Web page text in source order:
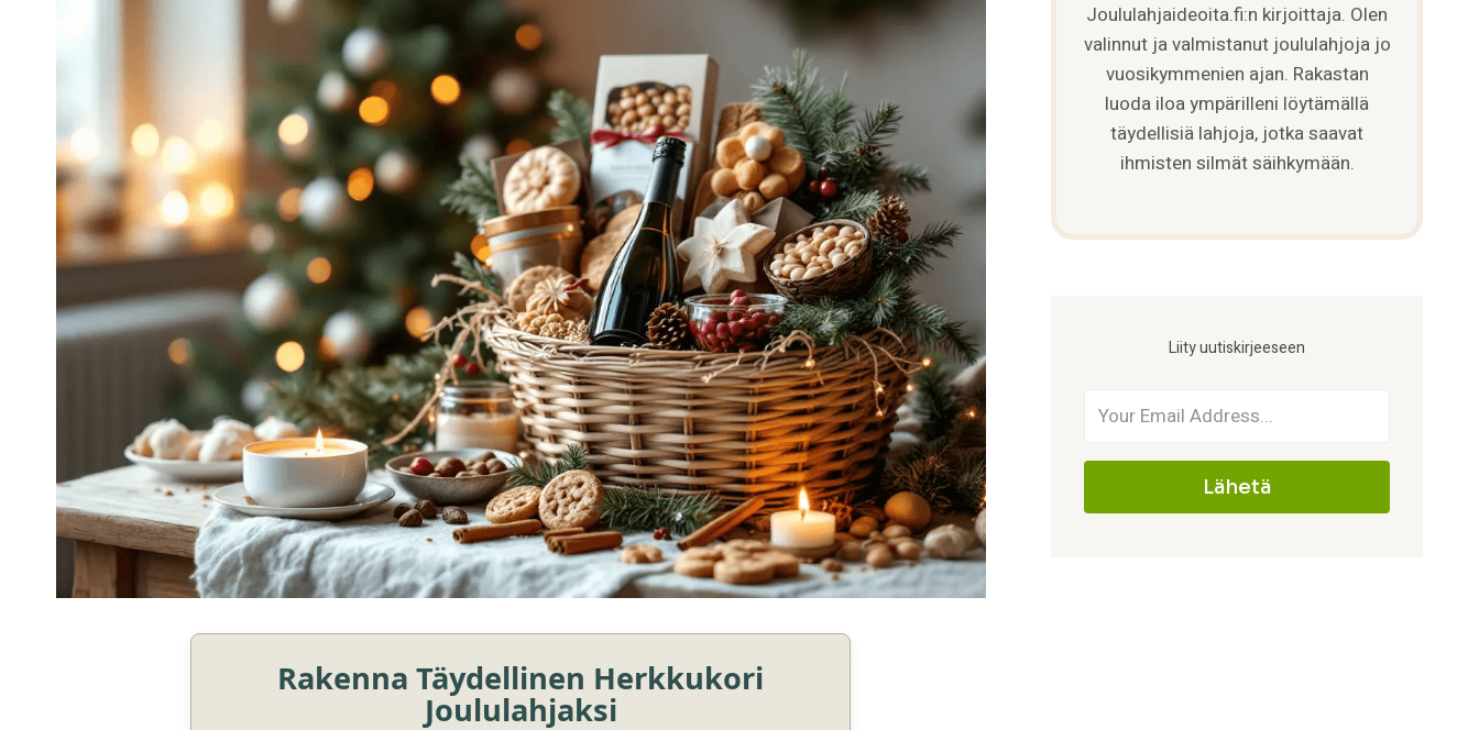
Rakenna Täydellinen Herkkukori
Joululahjaksi
Joululahjaideoita.fi:n kirjoittaja. Olen
valinnut ja valmistanut joululahjoja jo
vuosikymmenien ajan. Rakastan
luoda iloa ympärilleni löytämällä
täydellisiä lahjoja, jotka saavat
ihmisten silmät säihkymään.
Liity uutiskirjeeseen
Lähetä